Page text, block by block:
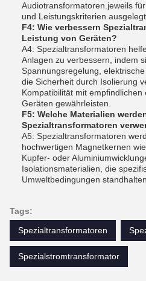
Audiotransformatoren.jeweils
und Leistungskriterien ausgelegt.
F4: Wie verbessern
Leistung von Geräten?
A4: Spezialtransformatoren
Anlagen zu verbessern, indem
Spannungsregelung,
die Sicherheit durch Isolierung
Kompatibilität mit empfindlichen
Geräten gewährleisten.
F5: Welche Materialien
Spezialtransformatoren
A5: Spezialtransformatoren
hochwertigen Magnetkernen
Kupfer- oder
Isolationsmaterialien, die
Umweltbedingungen standhalten.
Tags:
Spezialtransformatoren
Spezialstromtransformator